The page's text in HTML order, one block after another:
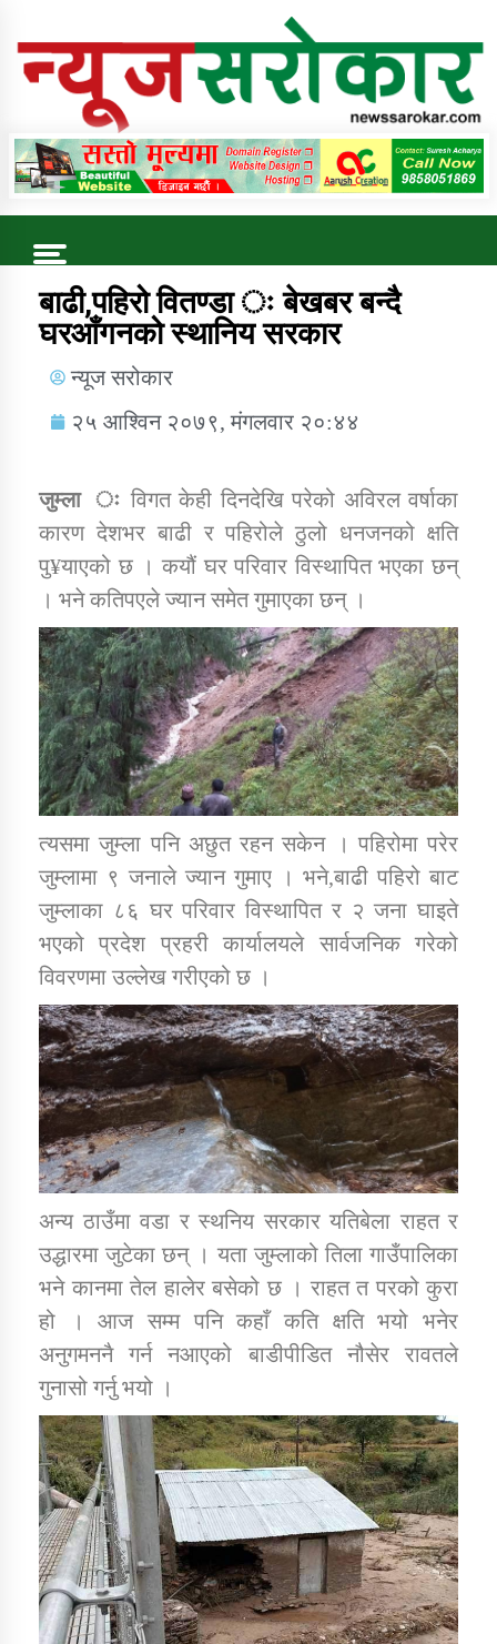
Online News Portal
Trending Now
कुषि बिकास कार्यालय जुम्ला सुचना सन्देश
डिभिजन कार्यालय जुम्लाको सुचना सन्देश
कर्णाली प्रविधि शिक्षालय जुम्लाको सुचना
सामाजिक बिकास कार्यालय जुम्लाकाे सुचना
कार्यक्रम कार्यान्वयन एकाई जुम्लाको सुचना
कर्णाली प्राविधि शिक्षालय जुम्लाको सुचना
तातोपानी गाउँपालिकाको न्यायिक समिति सम्बन्धी सन्देश
तातोपानी गाउँपालिका जुम्लाको महिला तथा लैङ्गिक हिंसा
सम्बन्धी सूचना सन्देश
तातोपानी गाउँपालिका जुम्लाको महिनावारी सम्बन्धिकाे
बाढी,पहिरो वितण्डा ः बेखबर बन्दै
घरआँगनको स्थानिय सरकार
न्यूज सरोकार
२५ आश्विन २०७९, मंगलवार २०:४४
जुम्ला ः विगत केही दिनदेखि परेको अविरल वर्षाका
कारण देशभर बाढी र पहिरोले ठुलो धनजनको क्षति
पु¥याएको छ । कयौं घर परिवार विस्थापित भएका छन्
। भने कतिपएले ज्यान समेत गुमाएका छन् ।
त्यसमा जुम्ला पनि अछुत रहन सकेन । पहिरोमा परेर
जुम्लामा ९ जनाले ज्यान गुमाए । भने,बाढी पहिरो बाट
जुम्लाका ८६ घर परिवार विस्थापित र २ जना घाइते
भएको प्रदेश प्रहरी कार्यालयले सार्वजनिक गरेको
विवरणमा उल्लेख गरीएको छ ।
अन्य ठाउँमा वडा र स्थनिय सरकार यतिबेला राहत र
उद्धारमा जुटेका छन् । यता जुम्लाको तिला गाउँपालिका
भने कानमा तेल हालेर बसेको छ । राहत त परको कुरा
हो । आज सम्म पनि कहाँ कति क्षति भयो भनेर
अनुगमननै गर्न नआएको बाडीपीडित नौसेर रावतले
गुनासो गर्नु भयो ।